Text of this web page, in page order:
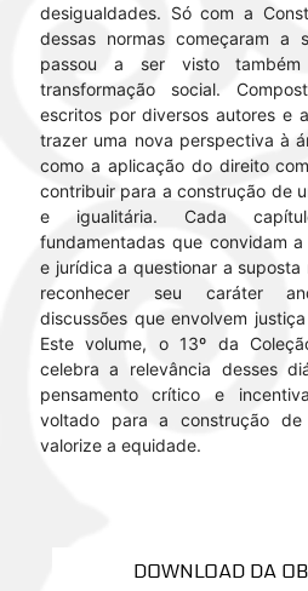
desigualdades. Só com a
dessas normas começaram a
passou a ser visto
transformação social.
escritos por diversos autores e
trazer uma nova perspectiva à
como a aplicação do direito
contribuir para a construção de
e igualitária. Cada
fundamentadas que convidam
e jurídica a questionar a
reconhecer seu caráter
discussões que envolvem
Este volume, o 13º da
celebra a relevância desses
pensamento crítico e
voltado para a construção de
valorize a equidade.
DOWNLOAD DA